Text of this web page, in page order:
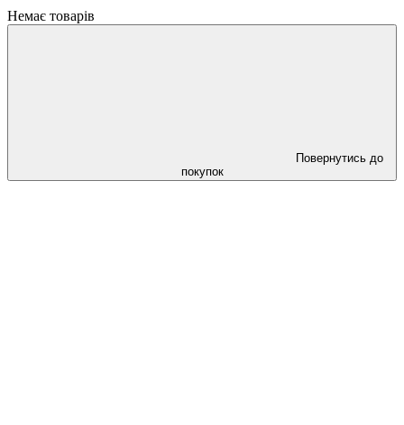
Немає товарів
Повернутись до
покупок